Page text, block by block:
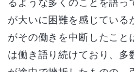
が大いに困難を感じている
がその働きを中断したこと
は働き語り続けており、多